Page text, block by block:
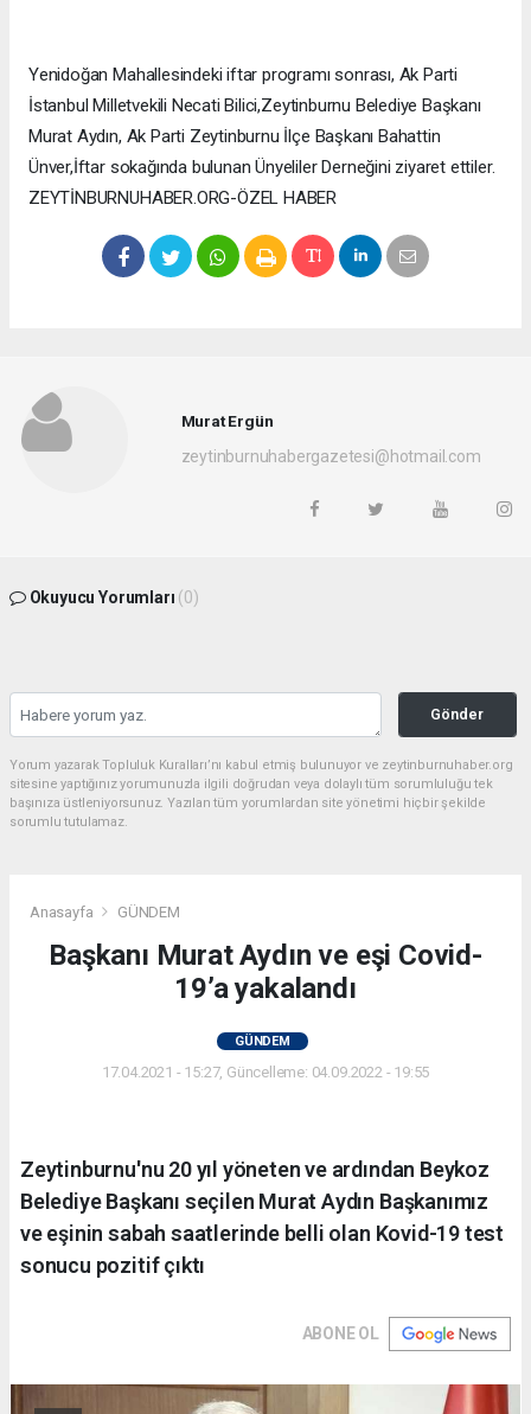
Yenidoğan Mahallesindeki iftar programı sonrası, Ak Parti
İstanbul Milletvekili Necati Bilici,Zeytinburnu Belediye Başkanı
Murat Aydın, Ak Parti Zeytinburnu İlçe Başkanı Bahattin
Ünver,İftar sokağında bulunan Ünyeliler Derneğini ziyaret ettiler.
ZEYTİNBURNUHABER.ORG-ÖZEL HABER
Murat Ergün
zeytinburnuhabergazetesi@hotmail.com
Okuyucu Yorumları (0)
Gönder
Yorum yazarak Topluluk Kuralları’nı kabul etmiş bulunuyor ve zeytinburnuhaber.org
sitesine yaptığınız yorumunuzla ilgili doğrudan veya dolaylı tüm sorumluluğu tek
başınıza üstleniyorsunuz. Yazılan tüm yorumlardan site yönetimi hiçbir şekilde
sorumlu tutulamaz.
Anasayfa GÜNDEM
Başkanı Murat Aydın ve eşi Covid-
19’a yakalandı
GÜNDEM
17.04.2021 - 15:27, Güncelleme: 04.09.2022 - 19:55
Zeytinburnu'nu 20 yıl yöneten ve ardından Beykoz
Belediye Başkanı seçilen Murat Aydın Başkanımız
ve eşinin sabah saatlerinde belli olan Kovid-19 test
sonucu pozitif çıktı
ABONE OL